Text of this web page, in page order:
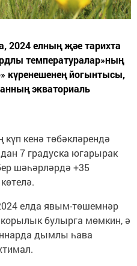
2024 елның җәе тарихта
температуралар»ның
күренешенең йогынтысы,
экваториаль
кенә төбәкләрендә
7 градуска югарырак
шәһәрләрдә +35
елда явым-төшемнәр
корылык булырга мөмкин, ә
дымлы һава